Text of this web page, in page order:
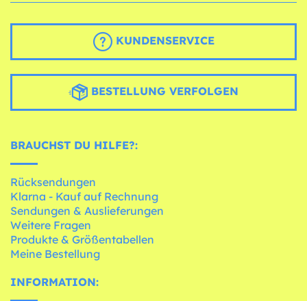
KUNDENSERVICE
BESTELLUNG VERFOLGEN
BRAUCHST DU HILFE?:
Rücksendungen
Klarna - Kauf auf Rechnung
Sendungen & Auslieferungen
Weitere Fragen
Produkte & Größentabellen
Meine Bestellung
INFORMATION: